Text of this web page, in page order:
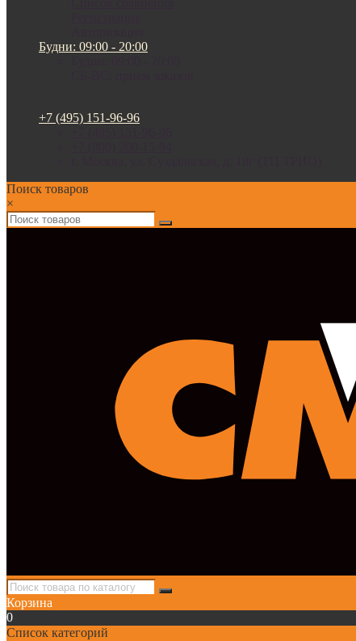
Будни: 09:00 - 20:00
+7 (495) 151-96-96
Поиск товаров
×
Корзина
0
Список категорий